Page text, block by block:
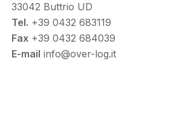
33042 Buttrio UD
Tel. +39 0432 683119
Fax+39 0432 684039
E-mail info@over-log.it